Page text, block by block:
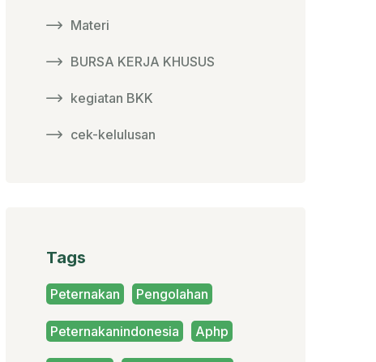
Materi
BURSA KERJA KHUSUS
kegiatan BKK
cek-kelulusan
Tags
Peternakan Pengolahan
Peternakanindonesia Aphp